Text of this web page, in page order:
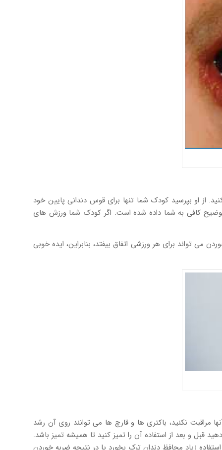
از او بپرسید کودک شما تنها برای قوس دندانی پایین خود
کافی به شما داده شده است. اگر کودک شما ورزش های
تواند برای هر ورزشی اتفاق بیفتد، بنابراین، ایده خوبی
مراقبت نکنید، باکتری ها و قارچ ها می توانند روی آن رشد
قبل و بعد از استفاده آن را تمیز کنید تا همیشه تمیز باشد.
زیاد محافظ دندان ترک بخورد یا در نتیجه ضربه خوردن